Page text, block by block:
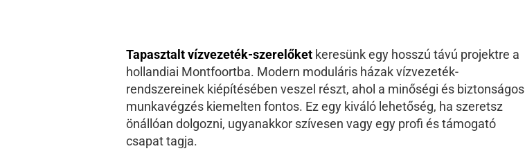
Tapasztalt vízvezeték-szerelőket keresünk egy hosszú távú projektre a
hollandiai Montfoortba. Modern moduláris házak vízvezeték-
rendszereinek kiépítésében veszel részt, ahol a minőségi és biztonságos
munkavégzés kiemelten fontos. Ez egy kiváló lehetőség, ha szeretsz
önállóan dolgozni, ugyanakkor szívesen vagy egy profi és támogató
csapat tagja.